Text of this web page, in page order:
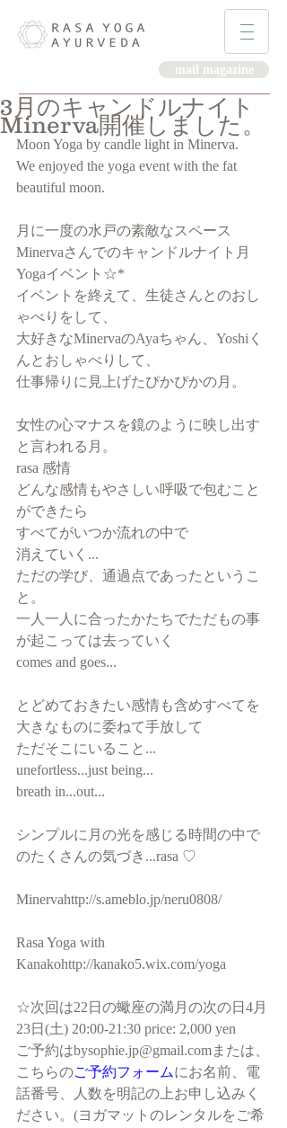
mail magazine
3月のキャンドルナイト
Minerva開催しました。
Moon Yoga by candle light in Minerva.
We enjoyed the yoga event with the fat
beautiful moon.
月に一度の水戸の素敵なスペース
Minervaさんでのキャンドルナイト月
Yogaイベント☆*
イベントを終えて、生徒さんとのおし
ゃべりをして、
大好きなMinervaのAyaちゃん、Yoshiく
んとおしゃべりして、
仕事帰りに見上げたぴかぴかの月。
女性の心マナスを鏡のように映し出す
と言われる月。
rasa 感情
どんな感情もやさしい呼吸で包むこと
ができたら
すべてがいつか流れの中で
消えていく...
ただの学び、通過点であったというこ
と。
一人一人に合ったかたちでただもの事
が起こっては去っていく
comes and goes...
とどめておきたい感情も含めすべてを
大きなものに委ねて手放して
ただそこにいること...
unefortless...just being...
breath in...out...
シンプルに月の光を感じる時間の中で
のたくさんの気づき...rasa ♡
Minervahttp://s.ameblo.jp/neru0808/
Rasa Yoga with
Kanakohttp://kanako5.wix.com/yoga
☆次回は22日の蠍座の満月の次の日4月
23日(土) 20:00-21:30 price: 2,000 yen
ご予約はbysophie.jp@gmail.comまたは、
こちらのご予約フォームにお名前、電
話番号、人数を明記の上お申し込みく
ださい。(ヨガマットのレンタルをご希